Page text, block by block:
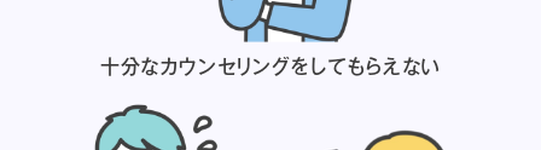
十分なカウンセリングをしてもらえない